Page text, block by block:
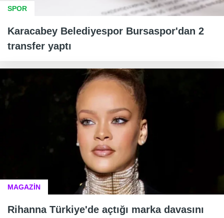
SPOR
Karacabey Belediyespor Bursaspor'dan 2
transfer yaptı
MAGAZİN
Rihanna Türkiye'de açtığı marka davasını